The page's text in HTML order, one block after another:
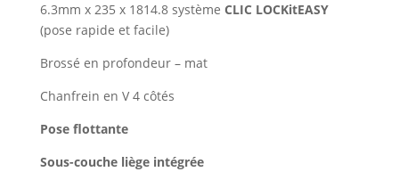
6.3mm x 235 x 1814.8 système CLIC LOCKitEASY
(pose rapide et facile)
Brossé en profondeur – mat
Chanfrein en V 4 côtés
Pose flottante
Sous-couche liège intégrée